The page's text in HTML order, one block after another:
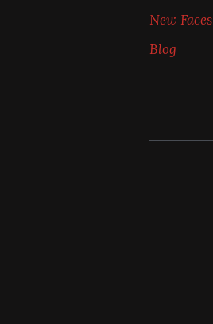
New Faces
Blog